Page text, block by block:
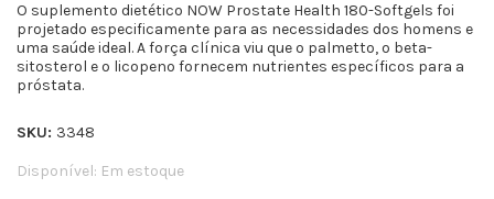
O suplemento dietético NOW Prostate Health 180-Softgels foi
projetado especificamente para as necessidades dos homens e
uma saúde ideal. A força clínica viu que o palmetto, o beta-
sitosterol e o licopeno fornecem nutrientes específicos para a
próstata.
SKU: 3348
Disponível: Em estoque